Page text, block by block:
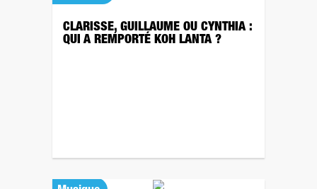
CLARISSE, GUILLAUME OU CYNTHIA :
QUI A REMPORTÉ KOH LANTA ?